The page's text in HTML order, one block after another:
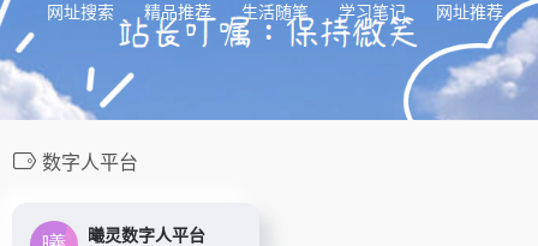
网址搜索 精品推荐 生活随笔 学习笔记 网址推荐
数字人平台
曦灵数字人平台